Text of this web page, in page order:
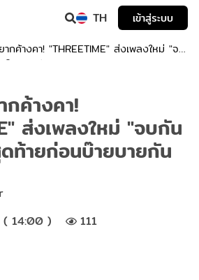
TH
เข้าสู่ระบบ
กค้างคา! "THREETIME" ส่งเพลงใหม่ "จบ
ายบายกัน
ค้างคา!
ส่งเพลงใหม่ "จบกัน
ท้ายก่อนบ๊ายบายกัน
( 14:00 )
111